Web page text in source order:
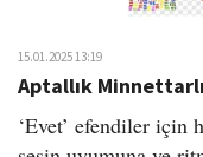
15.01.2025 13:19
Aptallık
‘Evet’ efendiler